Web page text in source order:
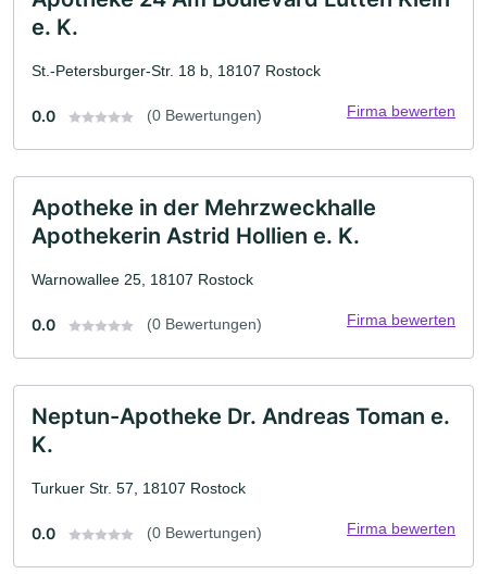
e. K.
St.-Petersburger-Str. 18 b, 18107 Rostock
0.0 (0 Bewertungen) Firma bewerten
Apotheke in der Mehrzweckhalle
Apothekerin Astrid Hollien e. K.
Warnowallee 25, 18107 Rostock
0.0 (0 Bewertungen) Firma bewerten
Neptun-Apotheke Dr. Andreas Toman e.
K.
Turkuer Str. 57, 18107 Rostock
0.0 (0 Bewertungen) Firma bewerten